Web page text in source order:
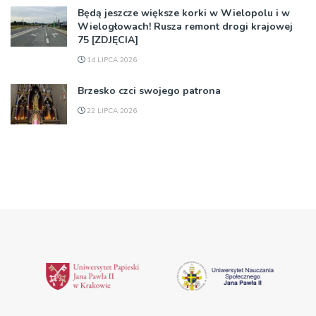
Będą jeszcze większe korki w Wielopolu i w
Wielogłowach! Rusza remont drogi krajowej
75 [ZDJĘCIA]
14 LIPCA 2026
Brzesko czci swojego patrona
22 LIPCA 2026